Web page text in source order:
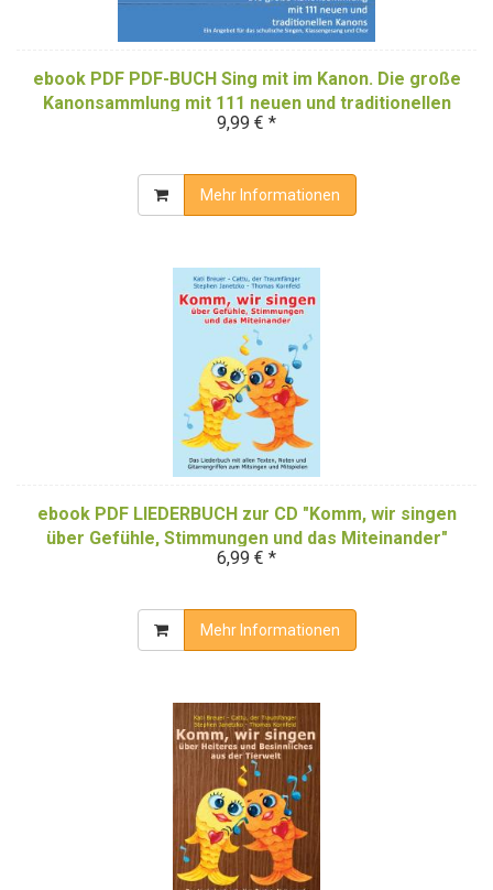
ebook PDF PDF-BUCH Sing mit im Kanon. Die große
Kanonsammlung mit 111 neuen und traditionellen
Kanons
9,99 € *
Mehr Informationen
ebook PDF LIEDERBUCH zur CD "Komm, wir singen
über Gefühle, Stimmungen und das Miteinander"
(Downloadalbum)
6,99 € *
Mehr Informationen